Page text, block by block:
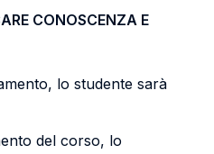
CONOSCENZA E
lo studente sarà
del corso, lo